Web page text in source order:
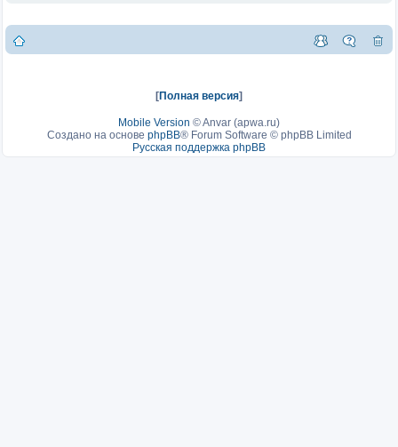
[Полная версия]
Mobile Version ©Anvar (apwa.ru)
Создано на основе phpBB® Forum Software © phpBB Limited
Русская поддержка phpBB